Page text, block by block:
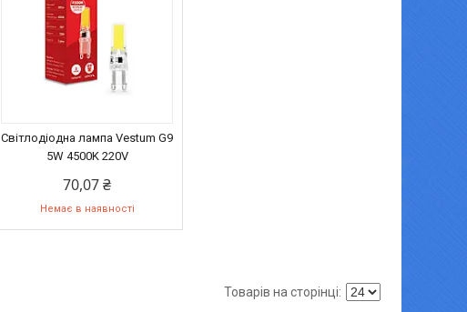
Світлодіодна лампа Vestum G9
5W 4500K 220V
70,07 ₴
Немає в наявності